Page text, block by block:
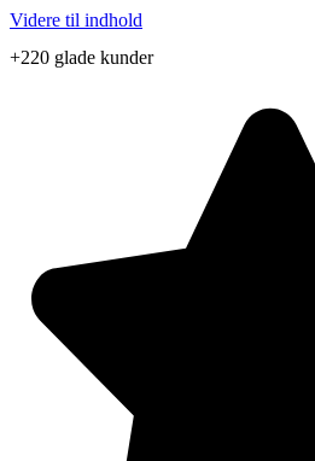
Videre til indhold
+220 glade kunder